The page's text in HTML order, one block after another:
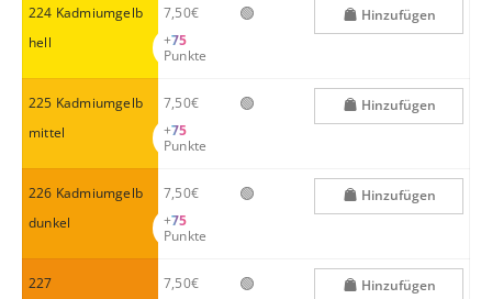
224 Kadmiumgelb
hell
7,50€
+75
Punkte
🟢 Hinzufügen
225 Kadmiumgelb
mittel
7,50€
+75
Punkte
🟢 Hinzufügen
226 Kadmiumgelb
dunkel
7,50€
+75
Punkte
🟢 Hinzufügen
227
7,50€
🟢 Hinzufügen